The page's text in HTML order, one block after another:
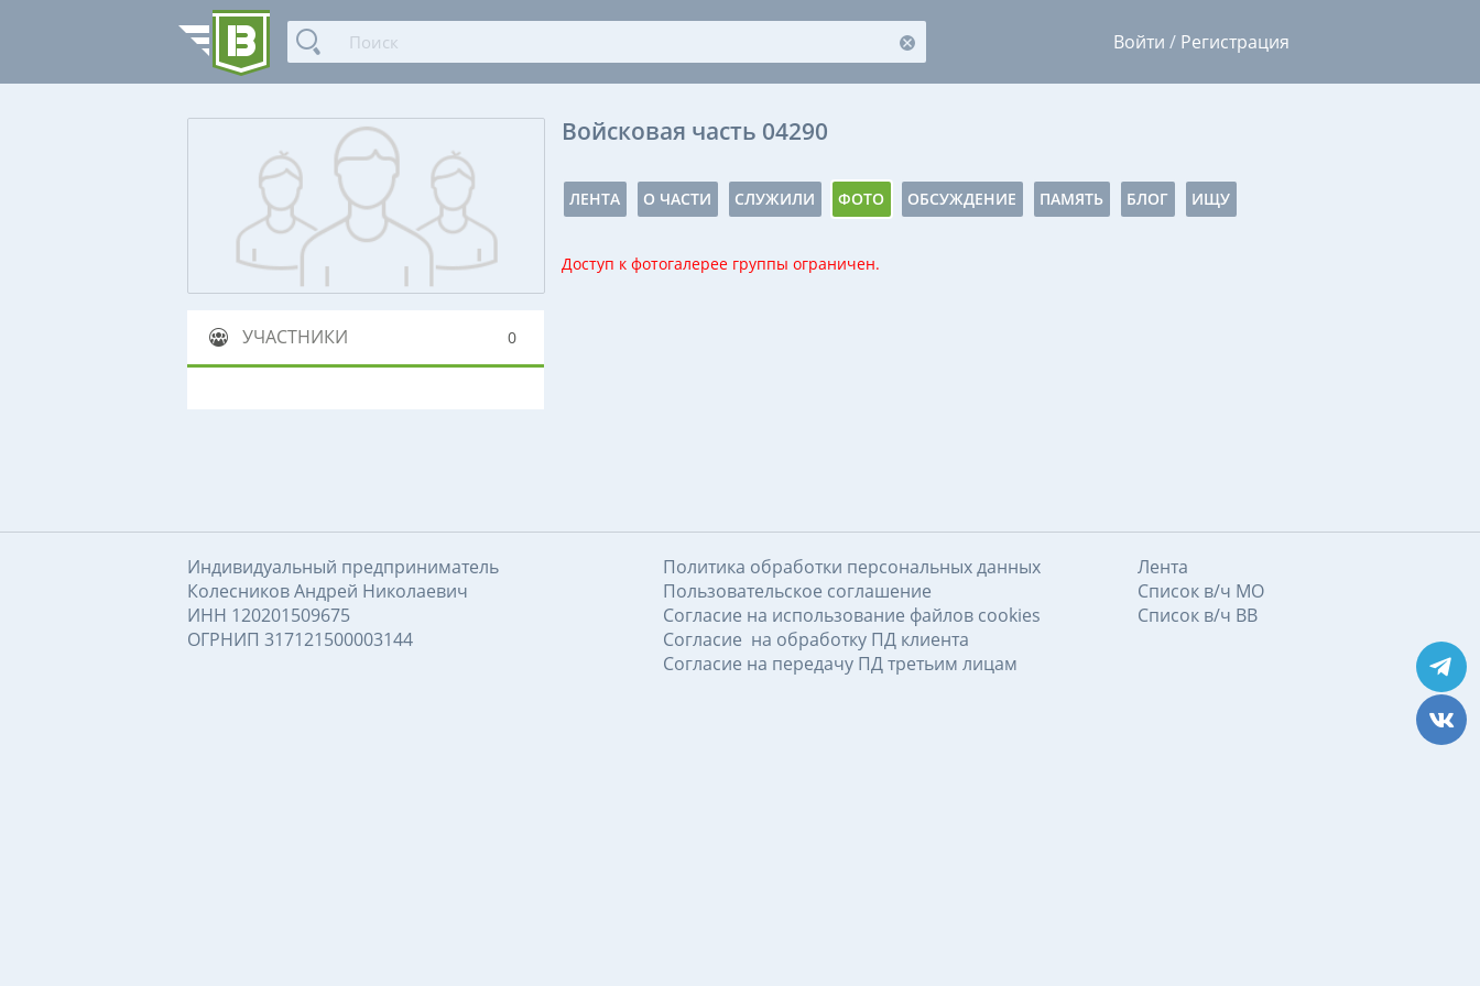
Войти / Регистрация
УЧАСТНИКИ 0
Войсковая часть 04290
ЛЕНТА О ЧАСТИ СЛУЖИЛИ ФОТО ОБСУЖДЕНИЕ ПАМЯТЬ БЛОГ ИЩУ
Доступ к фотогалерее группы ограничен.
Индивидуальный предприниматель
Колесников Андрей Николаевич
ИНН 120201509675
ОГРНИП 317121500003144
Политика обработки персональных данных
Пользовательское соглашение
Согласие на использование файлов cookies
Согласие на обработку ПД клиента
Согласие на передачу ПД третьим лицам
Лента
Список в/ч МО
Список в/ч ВВ